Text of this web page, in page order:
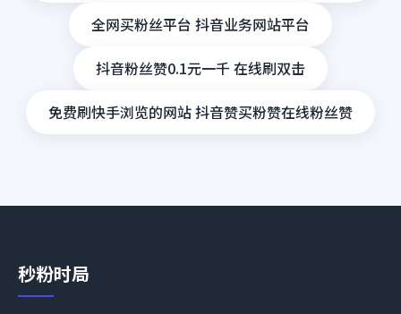
全网买粉丝平台 抖音业务网站平台
抖音粉丝赞0.1元一千 在线刷双击
免费刷快手浏览的网站 抖音赞买粉赞在线粉丝赞
秒粉时局